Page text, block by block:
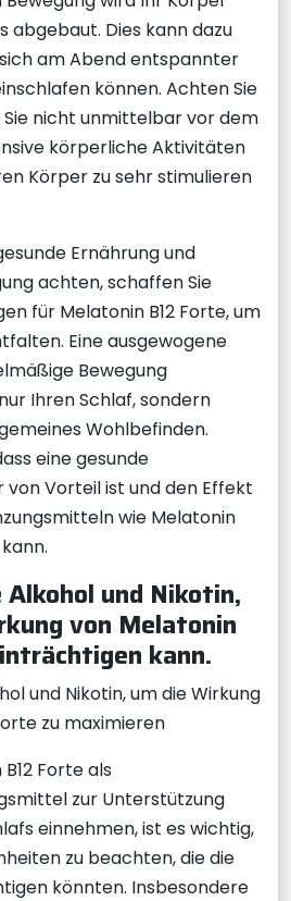
abgebaut. Dies kann dazu
am Abend entspannter
können. Achten Sie
Sie nicht unmittelbar vor dem
körperliche Aktivitäten
Körper zu sehr stimulieren
Ernährung und
achten, schaffen Sie
für Melatonin B12 Forte, um
Eine ausgewogene
Bewegung
Ihren Schlaf, sondern
Wohlbefinden.
eine gesunde
von Vorteil ist und den Effekt
wie Melatonin
Alkohol und Nikotin,
von Melatonin
kann.
und Nikotin, um die Wirkung
zu maximieren
Forte als
zur Unterstützung
einnehmen, ist es wichtig,
zu beachten, die die
könnten. Insbesondere